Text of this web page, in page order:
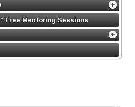
Free Mentoring Sessions